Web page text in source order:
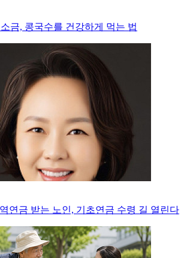
금, 콩국수를 건강하게 먹는 법
연금 받는 노인, 기초연금 수령 길 열린다